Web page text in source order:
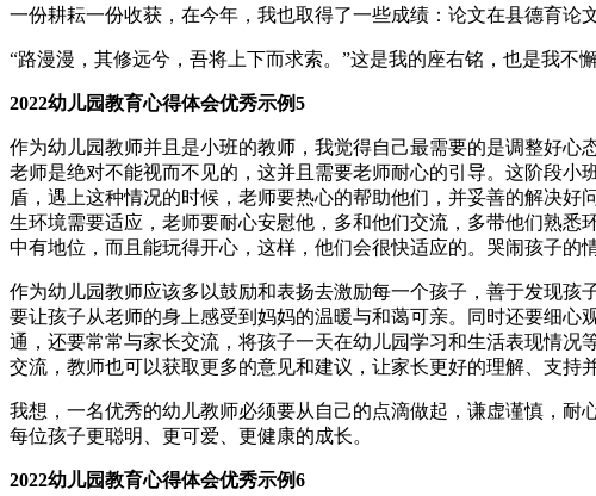
一份耕耘一份收获，在今年，我也取得了一些成绩：论文在县德育论
“路漫漫，其修远兮，吾将上下而求索。”这是我的座右铭，也是我不懈
2022幼儿园教育心得体会优秀示例5
作为幼儿园教师并且是小班的教师，我觉得自己最需要的是调整好
老师是绝对不能视而不见的，这并且需要老师耐心的引导。这阶段
盾，遇上这种情况的时候，老师要热心的帮助他们，并妥善的解决
生环境需要适应，老师要耐心安慰他，多和他们交流，多带他们熟
中有地位，而且能玩得开心，这样，他们会很快适应的。哭闹孩子的
作为幼儿园教师应该多以鼓励和表扬去激励每一个孩子，善于发现孩
要让孩子从老师的身上感受到妈妈的温暖与和蔼可亲。同时还要细
通，还要常常与家长交流，将孩子一天在幼儿园学习和生活表现情
交流，教师也可以获取更多的意见和建议，让家长更好的理解、支持
我想，一名优秀的幼儿教师必须要从自己的点滴做起，谦虚谨慎，
每位孩子更聪明、更可爱、更健康的成长。
2022幼儿园教育心得体会优秀示例6